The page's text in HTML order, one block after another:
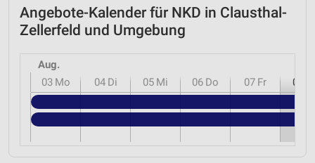
Angebote-Kalender für NKD in Clausthal-
Zellerfeld und Umgebung
Aug.
03 Mo 04 Di 05 Mi 06 Do 07 Fr 08